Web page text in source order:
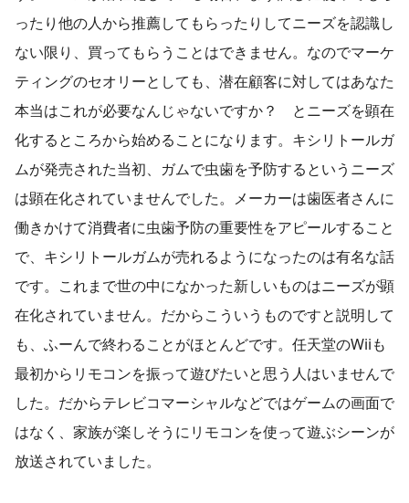
ったり他の人から推薦してもらったりしてニーズを認識し
ない限り、買ってもらうことはできません。なのでマーケ
ティングのセオリーとしても、潜在顧客に対してはあなた
本当はこれが必要なんじゃないですか？ とニーズを顕在
化するところから始めることになります。キシリトールガ
ムが発売された当初、ガムで虫歯を予防するというニーズ
は顕在化されていませんでした。メーカーは歯医者さんに
働きかけて消費者に虫歯予防の重要性をアピールすること
で、キシリトールガムが売れるようになったのは有名な話
です。これまで世の中になかった新しいものはニーズが顕
在化されていません。だからこういうものですと説明して
も、ふーんで終わることがほとんどです。任天堂のWiiも
最初からリモコンを振って遊びたいと思う人はいませんで
した。だからテレビコマーシャルなどではゲームの画面で
はなく、家族が楽しそうにリモコンを使って遊ぶシーンが
放送されていました。